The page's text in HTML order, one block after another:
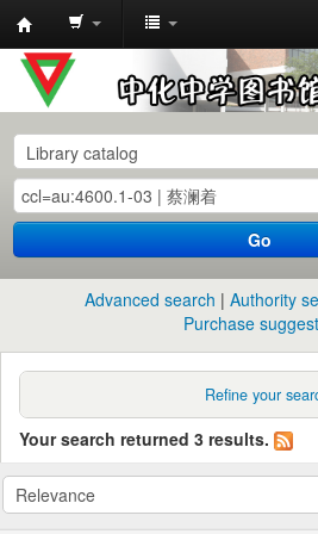
中
化
中
学
图
书
馆
目
Go
Advanced search Authority
Purchase
Refine your
Your search returned 3 results.